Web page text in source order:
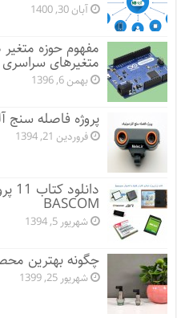
آبان 30, 1400
مفهوم حوزه
متغیرهای سراسری
بهمن 6, 1396
پروژه فاصله سنج
فروردین 21, 1394
BASCOM
شهریور 5, 1394
چگونه بهترین
شهریور 25, 1399